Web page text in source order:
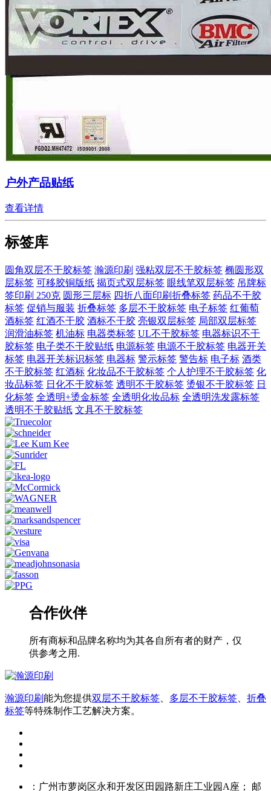
户外产品贴纸
查看详情
标签库
圆角双层不干胶标签 瀚源印刷 强粘双层不干胶标签 椭圆形双
层标签 可移胶铜版纸 揭页式双层标签 眼线笔双层标签 吊牌标
签印刷 250克 圆形三层标 四折八面印刷折叠标签 药品不干胶
标签 促销与服装 折叠标签 多层不干胶标签 电子标签 红葡萄
酒标签 红酒不干胶 酒标不干胶 亮银双层标签 局部双层标签
润滑油标签 机油标 电器类标签 UL不干胶标签 电器标识不干
胶标签 电子类不干胶贴纸 电源标签 电源不干胶标签 电器开关
标签 电器开关标识标签 电器标 警示标签 警告标 电子标 酒类
不干胶标签 红酒标 化妆品不干胶标签 个人护理不干胶标签 化
妆品标签 日化不干胶标签 透明不干胶标签 烫银不干胶标签 日
化标签 全透明+烫金标签 全透明化妆品标 全透明洗发露标签
透明不干胶贴纸 文具不干胶标签
合作伙伴
所有商标和品牌名称均为其各自所有者的财产，仅
供参考之用.
瀚源印刷能为您提供双层不干胶标签 多层不干胶标签
折叠
标签等特殊制作工艺解决方案。
：广州市萝岗区永和开发区田园路新庄工业园A座； 邮